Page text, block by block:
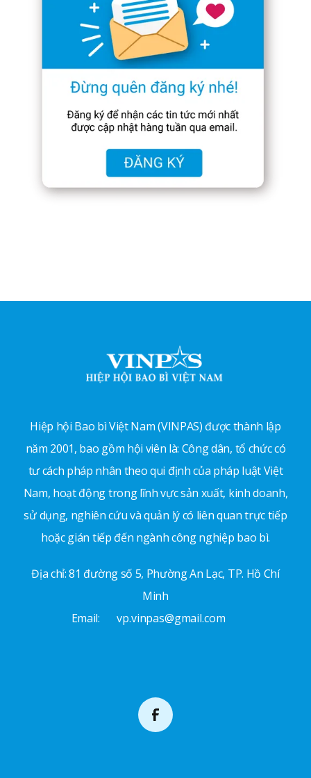
Hiệp hội Bao bì Việt Nam (VINPAS) được thành lập
năm 2001, bao gồm hội viên là: Công dân, tổ chức có
tư cách pháp nhân theo qui định của pháp luật Việt
Nam, hoạt động trong lĩnh vực sản xuất, kinh doanh,
sử dụng, nghiên cứu và quản lý có liên quan trực tiếp
hoặc gián tiếp đến ngành công nghiệp bao bì.
Địa chỉ: 81 đường số 5, Phường An Lạc, TP. Hồ Chí
Minh
Email:
vp.vinpas@gmail.com